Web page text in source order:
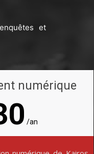
et
numérique
/an